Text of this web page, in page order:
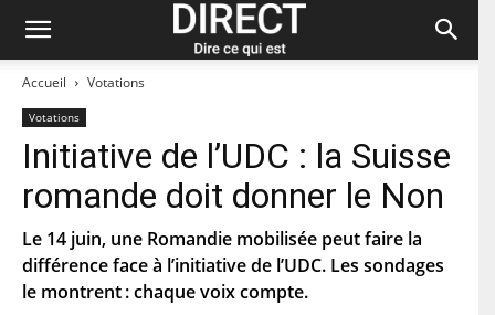
Accueil Votations
Votations
Initiative de l’UDC : la Suisse
romande doit donner le Non
Le 14 juin, une Romandie mobilisée peut faire la
différence face à l’initiative de l’UDC. Les sondages
le montrent : chaque voix compte.
Restez à jour et abonnez-vous à notre
newsletter « direct ».
P
r
é